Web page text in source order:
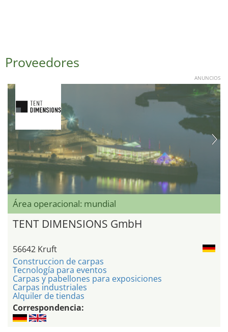
Proveedores
ANUNCIOS
Área operacional: mundial
TENT DIMENSIONS GmbH
56642 Kruft
Construccion de carpas
Tecnología para eventos
Carpas y pabellones para exposiciones
Carpas industriales
Alquiler de tiendas
Correspondencia: